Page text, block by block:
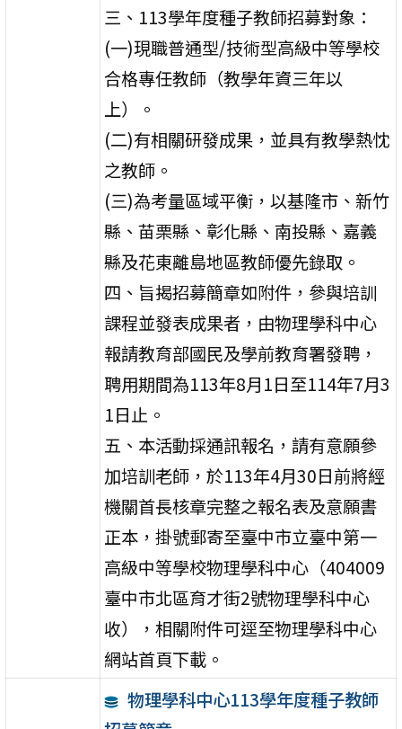
三、113學年度種子教師招募對象：
(一)現職普通型/技術型高級中等學校
合格專任教師（教學年資三年以
上）。
(二)有相關研發成果，並具有教學熱忱
之教師。
(三)為考量區域平衡，以基隆市、新竹
縣、苗栗縣、彰化縣、南投縣、嘉義
縣及花東離島地區教師優先錄取。
四、旨揭招募簡章如附件，參與培訓
課程並發表成果者，由物理學科中心
報請教育部國民及學前教育署發聘，
聘用期間為113年8月1日至114年7月3
1日止。
五、本活動採通訊報名，請有意願參
加培訓老師，於113年4月30日前將經
機關首長核章完整之報名表及意願書
正本，掛號郵寄至臺中市立臺中第一
高級中等學校物理學科中心（404009
臺中市北區育才街2號物理學科中心
收），相關附件可逕至物理學科中心
網站首頁下載。
物理學科中心113學年度種子教師